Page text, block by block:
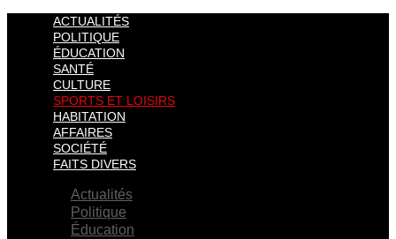
ACTUALITÉS
POLITIQUE
ÉDUCATION
SANTÉ
CULTURE
SPORTS ET LOISIRS
HABITATION
AFFAIRES
SOCIÉTÉ
FAITS DIVERS
Actualités
Politique
Éducation